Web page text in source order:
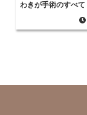
わきが手術のすべて